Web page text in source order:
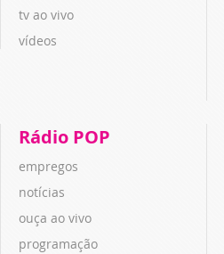
tv ao vivo
vídeos
Rádio POP
empregos
notícias
ouça ao vivo
programação